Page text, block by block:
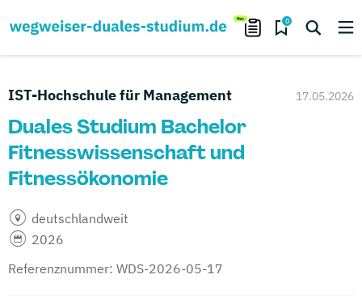
0
17.05.2026
IST-Hochschule für Management
Duales Studium Bachelor
Fitnesswissenschaft und
Fitnessökonomie
deutschlandweit
2026
Referenznummer: WDS-2026-05-17